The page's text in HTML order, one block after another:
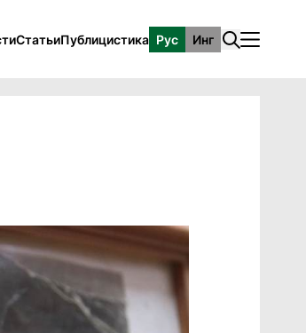
СтатьиПублицистика Рус Инг